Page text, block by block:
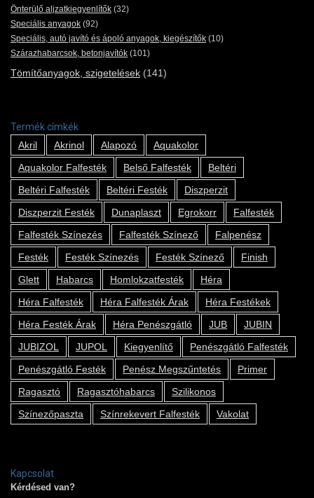
Önterülő aljzatkiegyenlítők (32)
Speciális anyagok (92)
Speciális, autó javító és ápoló anyagok, kiegészítők (10)
Szárazhabarcsok, betonjavítók (101)
Tömítőanyagok, szigetelések (141)
Termék címkék
Akril
Akrinol Alapozó
Aquakolor
Aquakolor Falfesték
Belső Falfesték
Beltéri
Beltéri Falfesték
Beltéri Festék
Diszperzit
Diszperzit Festék
Dunaplaszt Egrokorr
Falfesték
Falfesték Színezés
Falfesték Színező
Falpenész
Festék
Festék Színezés Festék Színező
Finish
Glett
Habarcs Homlokzatfesték
Héra
Héra Falfesték
Héra Falfesték Árak
Héra Festékek
Héra Festék Árak
Héra Penészgátló JUB
JUBIN
JUBIZOL
JUPOL Kiegyenlítő
Penészgátló Falfesték
Penészgátló Festék
Penész Megszűntetés
Primer
Ragasztó
Ragasztóhabarcs
Szilikonos
Színezőpaszta
Színrekevert Falfesték Vakolat
Kapcsolat
Kérdésed van?